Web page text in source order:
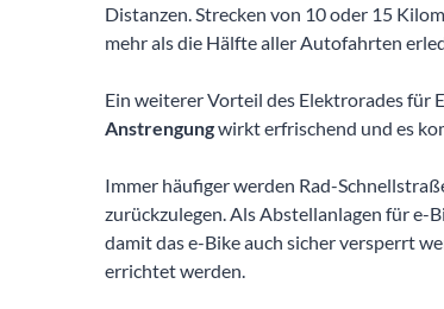
Distanzen. Strecken von 10 oder 15
mehr als die Hälfte aller Autofahrten
Ein weiterer Vorteil des Elektrorades für
Anstrengungwirkt erfrischend und es
Immer häufiger werden Rad-
zurückzulegen. Als Abstellanlagen für e-
damit das e-Bike auch sicher versperrt
errichtet werden.